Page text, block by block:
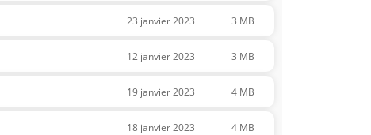
23 janvier 2023 3 MB
12 janvier 2023 3 MB
19 janvier 2023 4 MB
18 janvier 2023 4 MB